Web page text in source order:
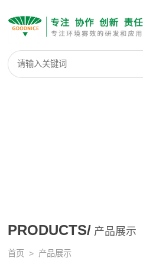
PRODUCTS/ 产品展示
首页 > 产品展示